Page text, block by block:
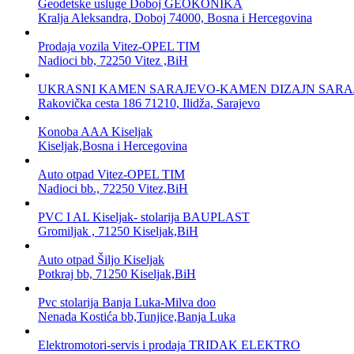
Geodetske usluge Doboj GEOKONIKA
Kralja Aleksandra, Doboj 74000, Bosna i Hercegovina
Prodaja vozila Vitez-OPEL TIM
Nadioci bb, 72250 Vitez ,BiH
UKRASNI KAMEN SARAJEVO-KAMEN DIZAJN
Rakovička cesta 186 71210, Ilidža, Sarajevo
Konoba AAA Kiseljak
Kiseljak,Bosna i Hercegovina
Auto otpad Vitez-OPEL TIM
Nadioci bb., 72250 Vitez,BiH
PVC I AL Kiseljak- stolarija BAUPLAST
Gromiljak , 71250 Kiseljak,BiH
Auto otpad Šiljo Kiseljak
Potkraj bb, 71250 Kiseljak,BiH
Pvc stolarija Banja Luka-Milva doo
Nenada Kostića bb,Tunjice,Banja Luka
Elektromotori-servis i prodaja TRIDAK ELEKTRO